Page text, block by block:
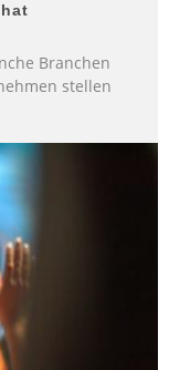
Branchen
stellen